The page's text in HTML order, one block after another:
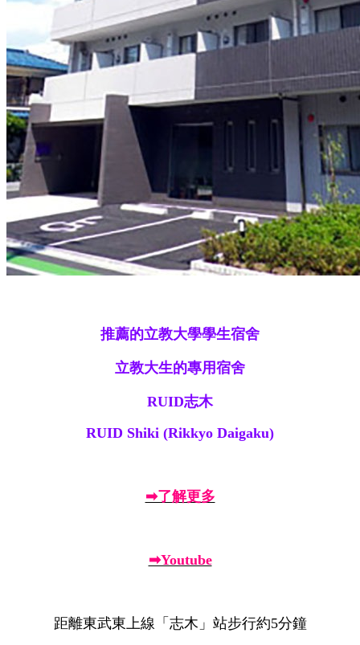
推薦的立教大學學生宿舍
立教大生的專用宿舍
RUID志木
RUID Shiki (Rikkyo Daigaku)
➡了解更多
➡Youtube
距離東武東上線「志木」站步行約5分鐘